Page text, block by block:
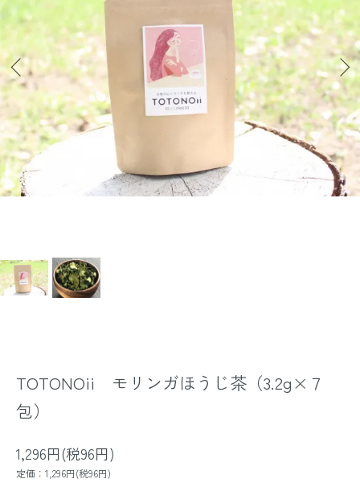
TOTONOii モリンガほうじ茶（3.2g×７
包）
1,296円(税96円)
定価：1,296円(税96円)